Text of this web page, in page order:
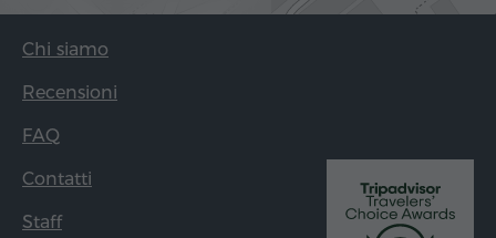
Chi siamo
Recensioni
FAQ
Contatti
Staff